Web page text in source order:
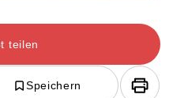
teilen
Speichern